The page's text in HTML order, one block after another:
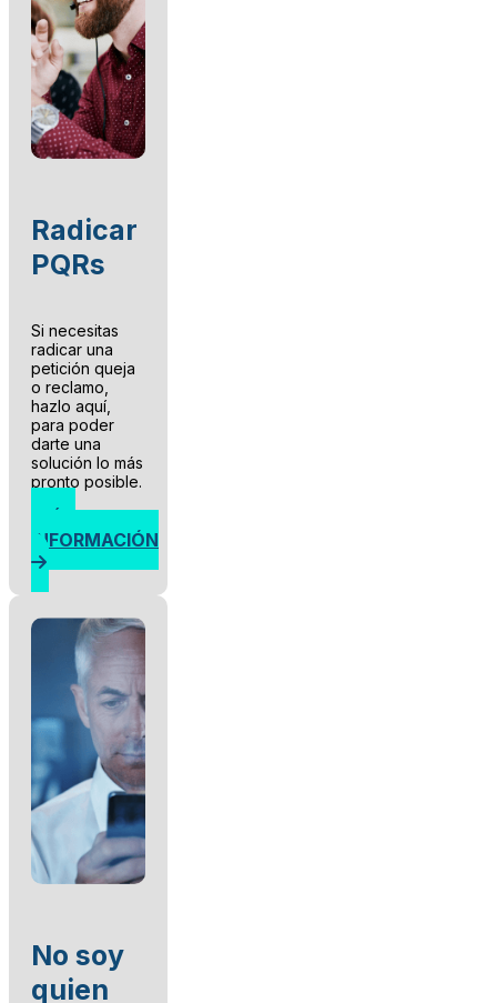
Radicar
PQRs
Si necesitas
radicar una
petición queja
o reclamo,
hazlo aquí,
para poder
darte una
solución lo más
pronto posible.
INFORMACIÓN
No soy
quien